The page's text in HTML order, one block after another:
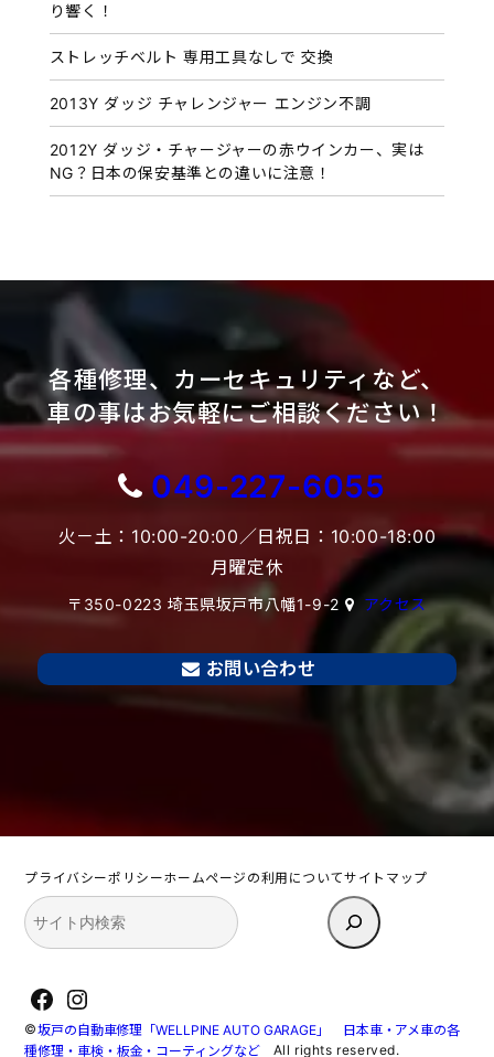
り響く！
ストレッチベルト 専用工具なしで 交換
2013Y ダッジ チャレンジャー エンジン不調
2012Y ダッジ・チャージャーの赤ウインカー、実は
NG？日本の保安基準との違いに注意！
各種修理、カーセキュリティなど、
車の事はお気軽にご相談ください！
049-227-6055
火－土：10:00-20:00／日祝日：10:00-18:00
月曜定休
〒350-0223 埼玉県坂戸市八幡1-9-2 アクセス
お問い合わせ
プライバシーポリシーホームページの利用についてサイトマップ
検
索
Facebook
Instagram
©坂戸の自動車修理「WELLPINE AUTO GARAGE」 日本車・アメ車の各
種修理・車検・板金・コーティングなど All rights reserved.